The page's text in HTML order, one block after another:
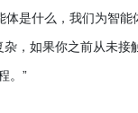
是什么，我们为智
，如果你之前从未接
。”